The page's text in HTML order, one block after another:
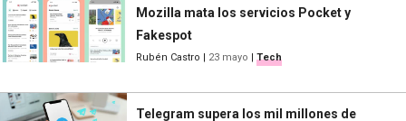
Mozilla mata los servicios Pocket y
Fakespot
Rubén Castro | 23 mayo | Tech
Telegram supera los mil millones de